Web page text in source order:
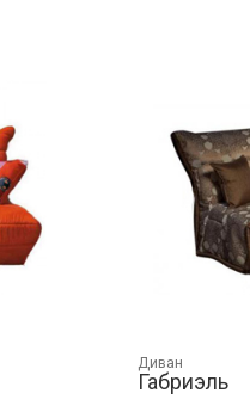
Диван
Габриэль